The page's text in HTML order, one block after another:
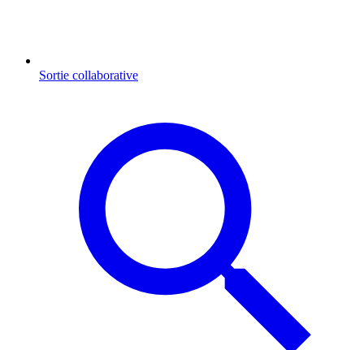
Sortie collaborative